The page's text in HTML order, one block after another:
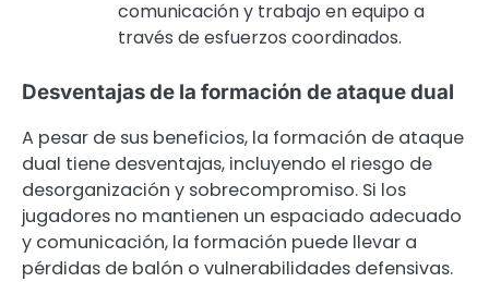
comunicación y trabajo en equipo a
través de esfuerzos coordinados.
Desventajas de la formación de ataque dual
A pesar de sus beneficios, la formación de ataque
dual tiene desventajas, incluyendo el riesgo de
desorganización y sobrecompromiso. Si los
jugadores no mantienen un espaciado adecuado
y comunicación, la formación puede llevar a
pérdidas de balón o vulnerabilidades defensivas.